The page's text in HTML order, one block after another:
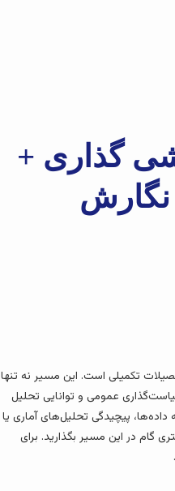
گذاری +
نگارش
تکمیلی است. این مسیر نه تنها
عمومی و توانایی تحلیل
پیچیدگی تحلیل‌های آماری یا
گام در این مسیر بگذارید. برای